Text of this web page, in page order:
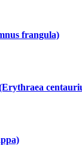
frangula)